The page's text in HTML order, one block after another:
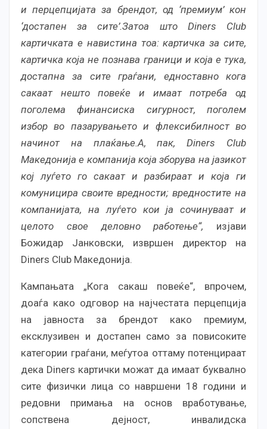
и перцепцијата за брендот, од ‘премиум’кон
‘достапен за сите’.Затоа што Diners Club
картичката е навистина тоа: картичка за сите,
картичка која не познава граници и која е тука,
достапна за сите граѓани, едноставно кога
сакаат нешто повеќе и имаат потреба од
поголема финансиска сигурност, поголем
избор во пазарувањето и флексибилност во
начинот на плаќање.А, пак, Diners Club
Македонија е компанија која зборува на јазикот
кој луѓето го сакаат и разбираат и која ги
комуницира своите вредности; вредностите на
компанијата, на луѓето кои ја сочинуваат и
целото свое деловно работење“, изјави
Божидар Јанковски, извршен директор на
Diners Club Македонија.
Кампањата „Кога сакаш повеќе“, впрочем,
доаѓа како одговор на најчестата перцепција
на јавноста за брендот како премиум,
ексклузивен и достапен само за повисоките
категории граѓани, меѓутоа оттаму потенцираат
дека Diners картички можат да имаат буквално
сите физички лица со навршени 18 години и
редовни примања на основ вработување,
сопствена дејност, инвалидска